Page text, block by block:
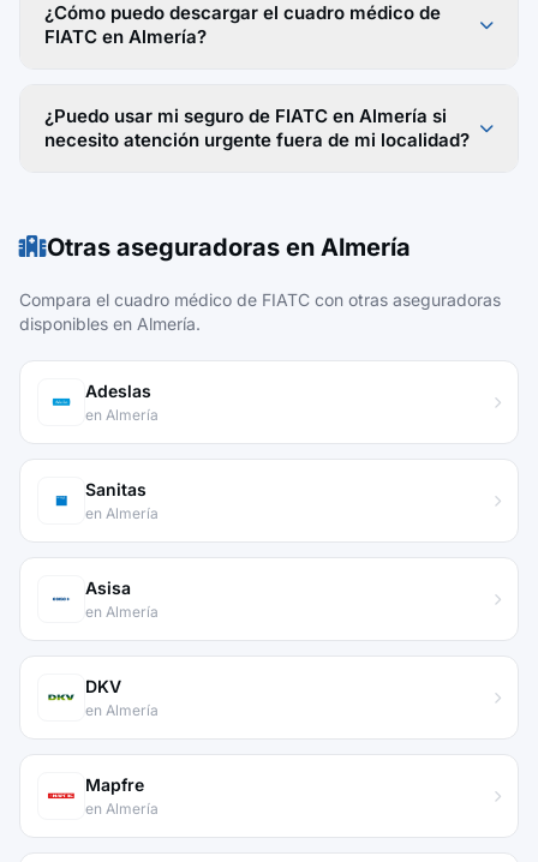
¿Cómo puedo descargar el cuadro médico de
FIATC en Almería?
¿Puedo usar mi seguro de FIATC en Almería si
necesito atención urgente fuera de mi localidad?
Otras aseguradoras en Almería
Compara el cuadro médico de FIATC con otras aseguradoras
disponibles en Almería.
Adeslas
en Almería
Sanitas
en Almería
Asisa
en Almería
DKV
en Almería
Mapfre
en Almería